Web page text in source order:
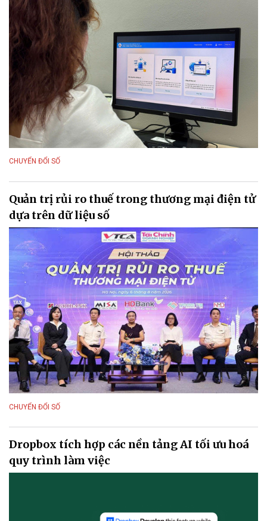
CHUYỂN ĐỔI SỐ
Quản trị rủi ro thuế trong thương mại điện tử
dựa trên dữ liệu số
CHUYỂN ĐỔI SỐ
Dropbox tích hợp các nền tảng AI tối ưu hoá
quy trình làm việc